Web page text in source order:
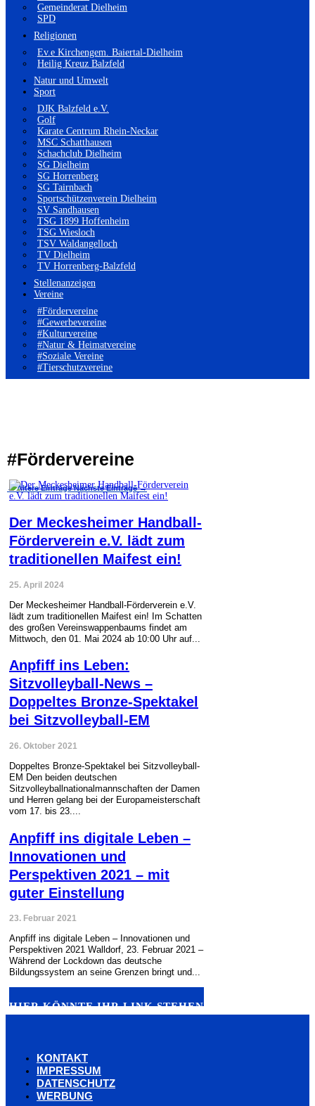
Gemeinderat Dielheim
SPD
Religionen
Ev.e Kirchengem. Baiertal-Dielheim
Heilig Kreuz Balzfeld
Natur und Umwelt
Sport
DJK Balzfeld e.V.
Golf
Karate Centrum Rhein-Neckar
MSC Schatthausen
Schachclub Dielheim
SG Dielheim
SG Horrenberg
SG Tairnbach
Sportschützenverein Dielheim
SV Sandhausen
TSG 1899 Hoffenheim
TSG Wiesloch
TSV Waldangelloch
TV Dielheim
TV Horrenberg-Balzfeld
Stellenanzeigen
Vereine
#Fördervereine
#Gewerbevereine
#Kulturvereine
#Natur & Heimatvereine
#Soziale Vereine
#Tierschutzvereine
#Fördervereine
←Ältere Einträge Nächste Einträge→
Der Meckesheimer Handball-
Förderverein e.V. lädt zum
traditionellen Maifest ein!
25. April 2024
Der Meckesheimer Handball-Förderverein e.V.
lädt zum traditionellen Maifest ein! Im Schatten
des großen Vereinswappenbaums findet am
Mittwoch, den 01. Mai 2024 ab 10:00 Uhr auf...
Anpfiff ins Leben:
Sitzvolleyball-News –
Doppeltes Bronze-Spektakel
bei Sitzvolleyball-EM
26. Oktober 2021
Doppeltes Bronze-Spektakel bei Sitzvolleyball-
EM Den beiden deutschen
Sitzvolleyballnationalmannschaften der Damen
und Herren gelang bei der Europameisterschaft
vom 17. bis 23....
Anpfiff ins digitale Leben –
Innovationen und
Perspektiven 2021 – mit
guter Einstellung
23. Februar 2021
Anpfiff ins digitale Leben – Innovationen und
Perspektiven 2021 Walldorf, 23. Februar 2021 –
Während der Lockdown das deutsche
Bildungssystem an seine Grenzen bringt und...
HIER KÖNNTE IHR LINK STEHEN
KONTAKT
IMPRESSUM
DATENSCHUTZ
WERBUNG